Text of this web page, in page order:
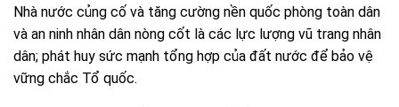
Nhà nước củng cố và tăng cường nền quốc phòng toàn dân
và an ninh nhân dân nòng cốt là các lực lượng vũ trang nhân
dân; phát huy sức mạnh tổng hợp của đất nước để bảo vệ
vững chắc Tổ quốc.